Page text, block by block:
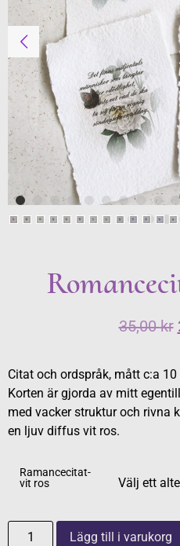
35,00kr
Citat och ordspråk, mått c:a 10
Korten är gjorda av mitt
med vacker struktur och rivna
en ljuv diffus vit ros.
Ramancecitat-
vit ros
Lägg till i varukorg